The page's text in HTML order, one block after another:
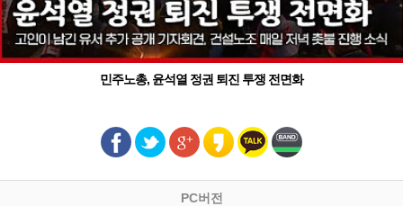
민주노총, 윤석열 정권 퇴진 투쟁 전면화
PC버전